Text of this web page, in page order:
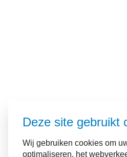
Deze site gebruikt
Wij gebruiken cookies om
optimaliseren, het